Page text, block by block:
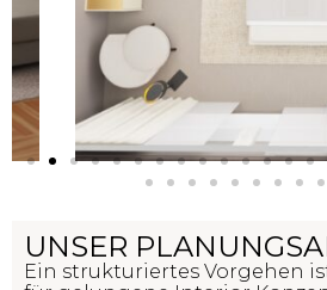
UNSER
Ein strukturiertes Vorgehen